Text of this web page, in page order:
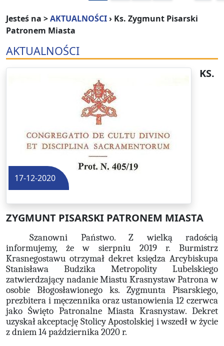
Jesteś na >AKTUALNOŚCI› Ks. Zygmunt Pisarski
Patronem Miasta
AKTUALNOŚCI
17-12-2020
KS.
ZYGMUNT PISARSKI PATRONEM MIASTA
Szanowni Państwo. Z wielką radością
informujemy, że w sierpniu 2019 r. Burmistrz
Krasnegostawu otrzymał dekret księdza Arcybiskupa
Stanisława Budzika Metropolity Lubelskiego
zatwierdzający nadanie Miastu Krasnystaw Patrona w
osobie Błogosławionego ks. Zygmunta Pisarskiego,
prezbitera i męczennika oraz ustanowienia 12 czerwca
jako Święto Patronalne Miasta Krasnystaw. Dekret
uzyskał akceptację Stolicy Apostolskiej i wszedł w życie
z dniem 14 października 2020 r.